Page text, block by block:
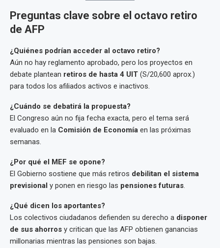
Preguntas clave sobre el octavo retiro
de AFP
¿Quiénes podrían acceder al octavo retiro?
Aún no hay reglamento aprobado, pero los proyectos en
debate plantean retiros de hasta 4 UIT (S/20,600 aprox.)
para todos los afiliados activos e inactivos.
¿Cuándo se debatirá la propuesta?
El Congreso aún no fija fecha exacta, pero el tema será
evaluado en la Comisión de Economía en las próximas
semanas.
¿Por qué el MEF se opone?
El Gobierno sostiene que más retiros debilitan el sistema
previsional y ponen en riesgo las pensiones futuras.
¿Qué dicen los aportantes?
Los colectivos ciudadanos defienden su derecho a disponer
de sus ahorros y critican que las AFP obtienen ganancias
millonarias mientras las pensiones son bajas.